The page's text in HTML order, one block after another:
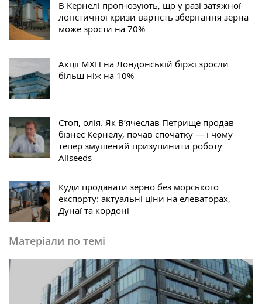
В Кернелі прогнозують, що у разі затяжної
логістичної кризи вартість зберігання зерна
може зрости на 70%
Акції МХП на Лондонській біржі зросли
більш ніж на 10%
Стоп, олія. Як В’ячеслав Петрище продав
бізнес Кернелу, почав спочатку — і чому
тепер змушений призупинити роботу
Allseeds
Куди продавати зерно без морського
експорту: актуальні ціни на елеваторах,
Дунаї та кордоні
Матеріали по темі